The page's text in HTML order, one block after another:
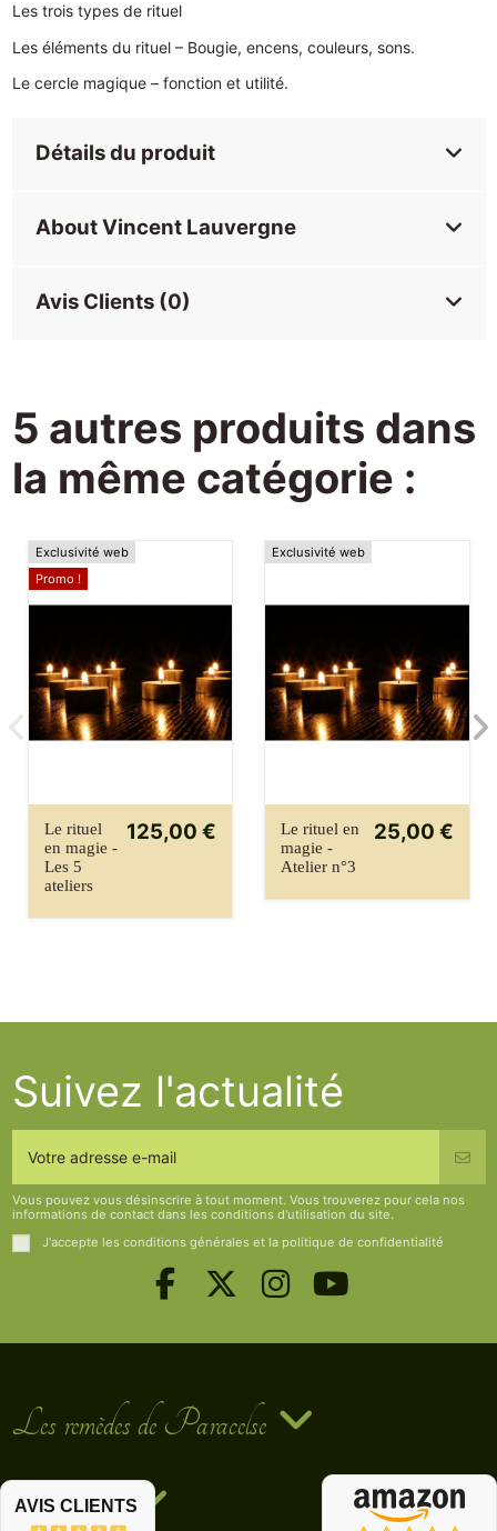
Les trois types de rituel
Les éléments du rituel – Bougie, encens, couleurs, sons.
Le cercle magique – fonction et utilité.
Détails du produit
About Vincent Lauvergne
Avis Clients (0)
5 autres produits dans
la même catégorie :
Exclusivité web
Promo !
Le rituel
en magie -
Les 5
ateliers
125,00 €
Exclusivité web
Le rituel en
magie -
Atelier n°3
25,00 €
Suivez l'actualité
Vous pouvez vous désinscrire à tout moment. Vous trouverez pour cela nos
informations de contact dans les conditions d'utilisation du site.
J'accepte les conditions générales et la politique de confidentialité
Les remèdes de Paracelse
Contact us
AVIS CLIENTS